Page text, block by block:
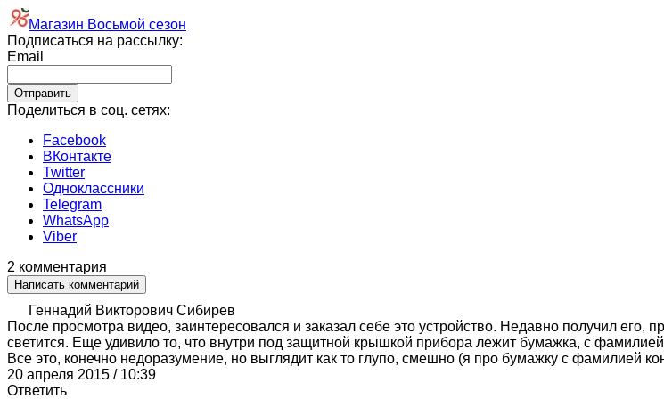
Магазин Восьмой сезон
Подписаться на рассылку:
Email
Поделиться в соц. сетях:
Facebook
ВКонтакте
Twitter
Одноклассники
Telegram
WhatsApp
Viber
2 комментария
Написать комментарий
Геннадий Викторович Сибирев
После просмотра видео, заинтересовался и заказал себе это устройство. Недавно получил его,
светится. Еще удивило то, что внутри под защитной крышкой прибора лежит бумажка, с
Все это, конечно недоразумение, но выглядит как то глупо, смешно (я про бумажку с фамилией
20 апреля 2015 / 10:39
Ответить